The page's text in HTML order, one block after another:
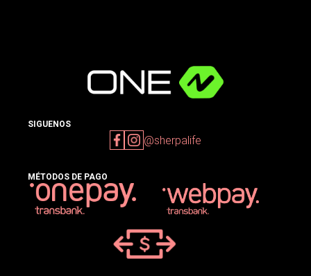
SIGUENOS
@sherpalife
MÉTODOS DE PAGO